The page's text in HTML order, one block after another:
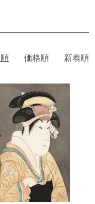
価格順 新着順